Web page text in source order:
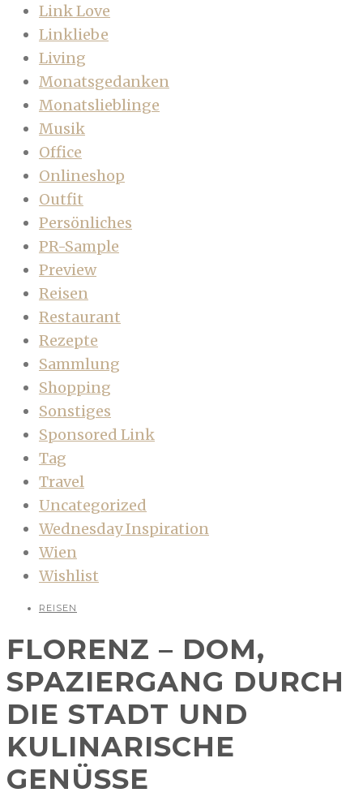
Link Love
Linkliebe
Living
Monatsgedanken
Monatslieblinge
Musik
Office
Onlineshop
Outfit
Persönliches
PR-Sample
Preview
Reisen
Restaurant
Rezepte
Sammlung
Shopping
Sonstiges
Sponsored Link
Tag
Travel
Uncategorized
Wednesday Inspiration
Wien
Wishlist
REISEN
FLORENZ – DOM,
SPAZIERGANG DURCH
DIE STADT UND
KULINARISCHE
GENÜSSE